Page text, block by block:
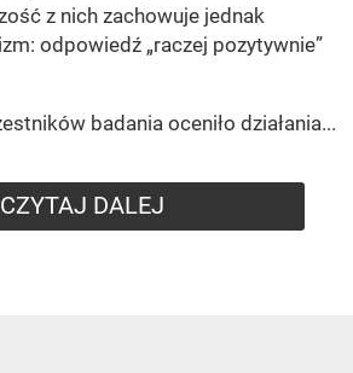
z nich zachowuje jednak
odpowiedź „raczej pozytywnie”
badania oceniło działania...
CZYTAJ DALEJ